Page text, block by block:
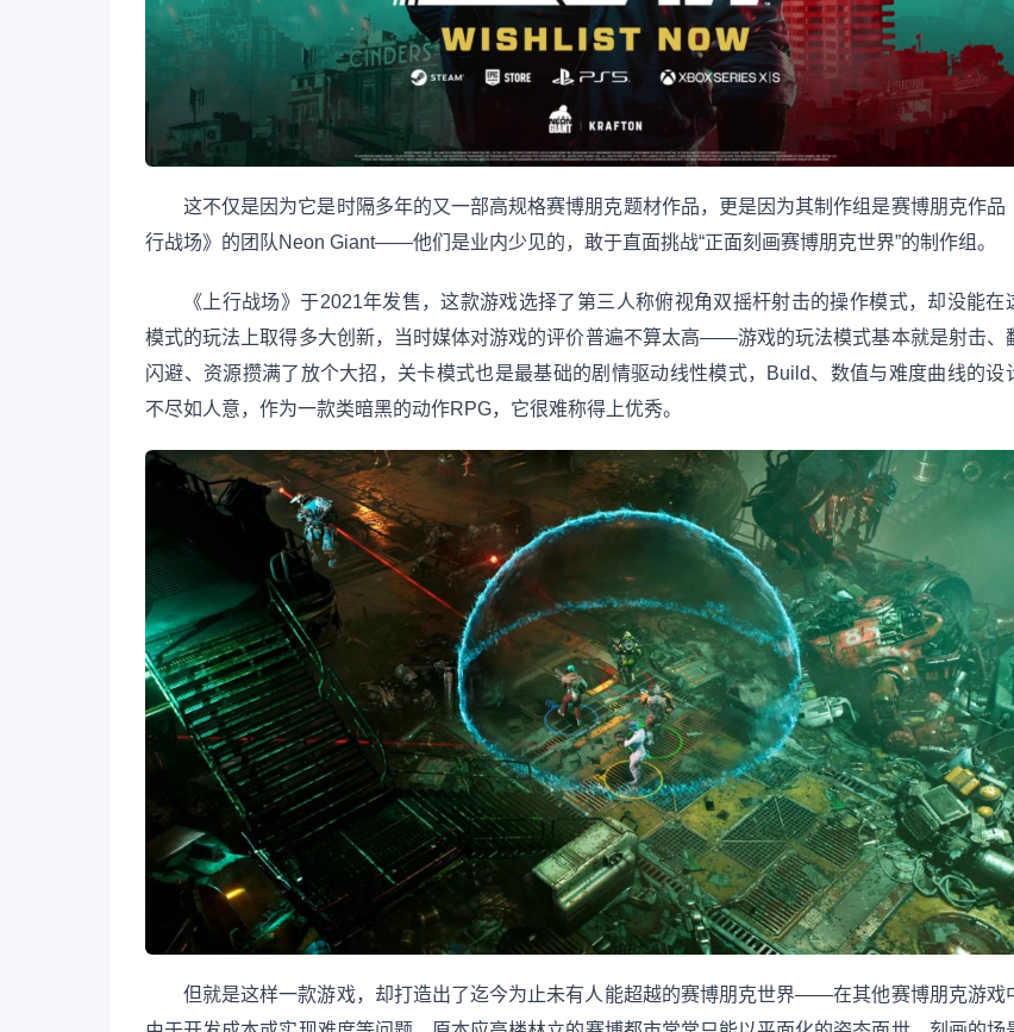
这不仅是因为它是时隔多年的又一部高规格赛博朋克题材作品，更是因为其制作组是赛博朋克作品
行战场》的团队Neon Giant——他们是业内少见的，敢于直面挑战“正面刻画赛博朋克世界”的制作组。
《上行战场》于2021年发售，这款游戏选择了第三人称俯视角双摇杆射击的操作模式，却没能在
模式的玩法上取得多大创新，当时媒体对游戏的评价普遍不算太高——游戏的玩法模式基本就是射击、
闪避、资源攒满了放个大招，关卡模式也是最基础的剧情驱动线性模式，Build、数值与难度曲线的设
不尽如人意，作为一款类暗黑的动作RPG，它很难称得上优秀。
但就是这样一款游戏，却打造出了迄今为止未有人能超越的赛博朋克世界——在其他赛博朋克游戏